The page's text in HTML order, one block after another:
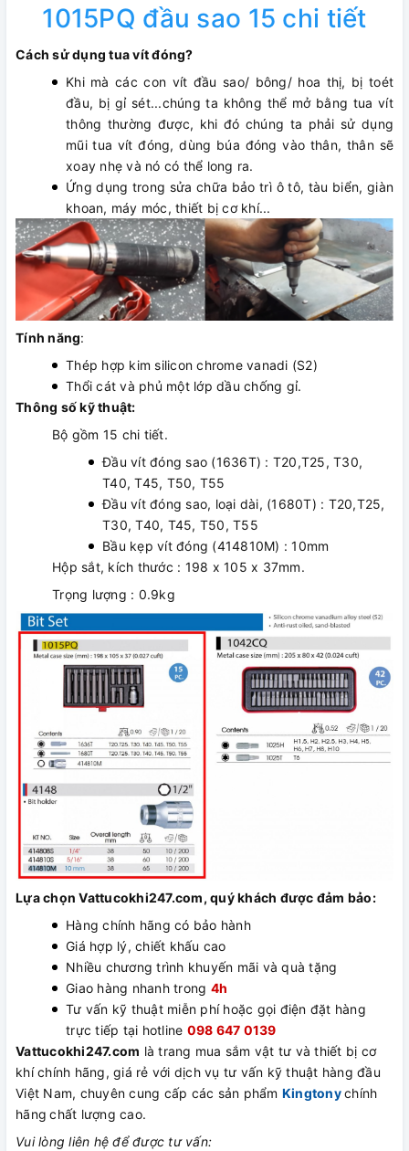
1015PQ đầu sao 15 chi tiết
Cách sử dụng tua vít đóng?
Khi mà các con vít đầu sao/ bông/ hoa thị, bị toét
đầu, bị gỉ sét...chúng ta không thể mở bằng tua vít
thông thường được, khi đó chúng ta phải sử dụng
mũi tua vít đóng, dùng búa đóng vào thân, thân sẽ
xoay nhẹ và nó có thể long ra.
Ứng dụng trong sửa chữa bảo trì ô tô, tàu biển, giàn
khoan, máy móc, thiết bị cơ khí...
Tính năng:
Thép hợp kim silicon chrome vanadi (S2)
Thổi cát và phủ một lớp dầu chống gỉ.
Thông số kỹ thuật:
Bộ gồm 15 chi tiết.
Đầu vít đóng sao (1636T) : T20,T25, T30,
T40, T45, T50, T55
Đầu vít đóng sao, loại dài, (1680T) : T20,T25,
T30, T40, T45, T50, T55
Bầu kẹp vít đóng (414810M) : 10mm
Hộp sắt, kích thước : 198 x 105 x 37mm.
Trọng lượng : 0.9kg
Lựa chọn Vattucokhi247.com, quý khách được đảm bảo:
Hàng chính hãng có bảo hành
Giá hợp lý, chiết khấu cao
Nhiều chương trình khuyến mãi và quà tặng
Giao hàng nhanh trong 4h
Tư vấn kỹ thuật miễn phí hoặc gọi điện đặt hàng
trực tiếp tại hotline 098 647 0139
Vattucokhi247.com là trang mua sắm vật tư và thiết bị cơ
khí chính hãng, giá rẻ với dịch vụ tư vấn kỹ thuật hàng đầu
Việt Nam, chuyên cung cấp các sản phẩm Kingtonychính
hãng chất lượng cao.
Vui lòng liên hệ để được tư vấn: